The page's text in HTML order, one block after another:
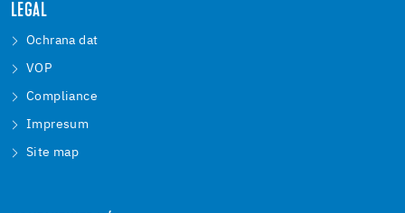
LEGAL
Ochrana dat
VOP
Compliance
Impresum
Site map